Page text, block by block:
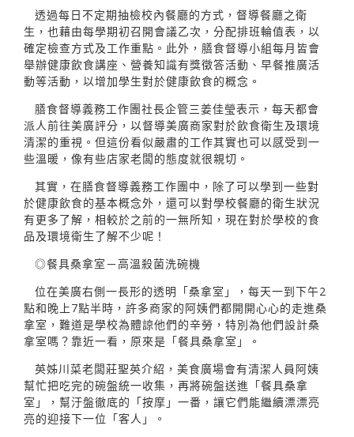
透過每日不定期抽檢校內餐廳的方式，督導餐廳之衛
生，也藉由每學期初召開會議乙次，分配排班輪值表，以
確定檢查方式及工作重點。此外，膳食督導小組每月皆會
舉辦健康飲食講座、營養知識有獎徵答活動、早餐推廣活
動等活動，以增加學生對於健康飲食的概念。
膳食督導義務工作團社長企管三姜佳瑩表示，每天都會
派人前往美廣評分，以督導美廣商家對於飲食衛生及環境
清潔的重視。但這份看似嚴肅的工作其實也可以感受到一
些溫暖，像有些店家老闆的態度就很親切。
其實，在膳食督導義務工作團中，除了可以學到一些對
於健康飲食的基本概念外，還可以對學校餐廳的衛生狀況
有更多了解，相較於之前的一無所知，現在對於學校的食
品及環境衛生了解不少呢！
◎餐具桑拿室－高溫殺菌洗碗機
位在美廣右側一長形的透明「桑拿室」，每天一到下午2
點和晚上7點半時，許多商家的阿姨們都開開心心的走進桑
拿室，難道是學校為體諒他們的辛勞，特別為他們設計桑
拿室嗎？靠近一看，原來是「餐具桑拿室」。
英姊川菜老闆莊聖英介紹，美食廣場會有清潔人員阿姨
幫忙把吃完的碗盤統一收集，再將碗盤送進「餐具桑拿
室」，幫汙盤徹底的「按摩」一番，讓它們能繼續漂漂亮
亮的迎接下一位「客人」。